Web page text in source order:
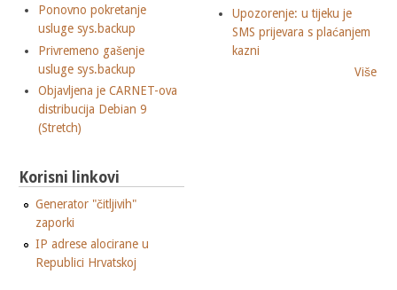
Ponovno pokretanje
usluge sys.backup
Privremeno gašenje
usluge sys.backup
Objavljena je CARNET-ova
distribucija Debian 9
(Stretch)
Korisni linkovi
Generator "čitljivih"
zaporki
IP adrese alocirane u
Republici Hrvatskoj
Upozorenje: u tijeku je
SMS prijevara s plaćanjem
kazni
Više